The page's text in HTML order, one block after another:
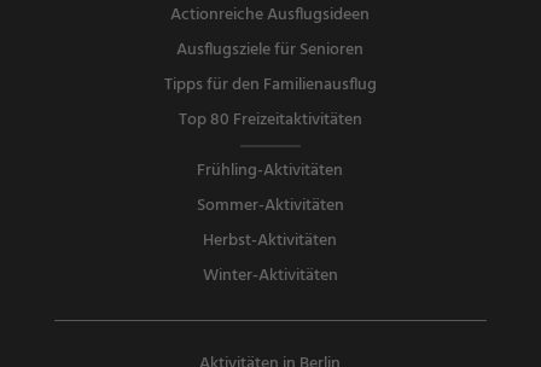
Actionreiche Ausflugsideen
Ausflugsziele für Senioren
Tipps für den Familienausflug
Top 80 Freizeitaktivitäten
Frühling-Aktivitäten
Sommer-Aktivitäten
Herbst-Aktivitäten
Winter-Aktivitäten